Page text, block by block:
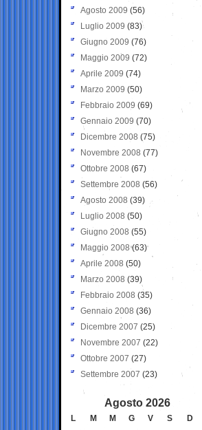
Agosto 2009 (56)
Luglio 2009 (83)
Giugno 2009 (76)
Maggio 2009 (72)
Aprile 2009 (74)
Marzo 2009 (50)
Febbraio 2009 (69)
Gennaio 2009 (70)
Dicembre 2008 (75)
Novembre 2008 (77)
Ottobre 2008 (67)
Settembre 2008 (56)
Agosto 2008 (39)
Luglio 2008 (50)
Giugno 2008 (55)
Maggio 2008(63)
Aprile 2008 (50)
Marzo 2008 (39)
Febbraio 2008 (35)
Gennaio 2008 (36)
Dicembre 2007 (25)
Novembre 2007 (22)
Ottobre 2007 (27)
Settembre 2007 (23)
Agosto 2026
L M M G V S
D